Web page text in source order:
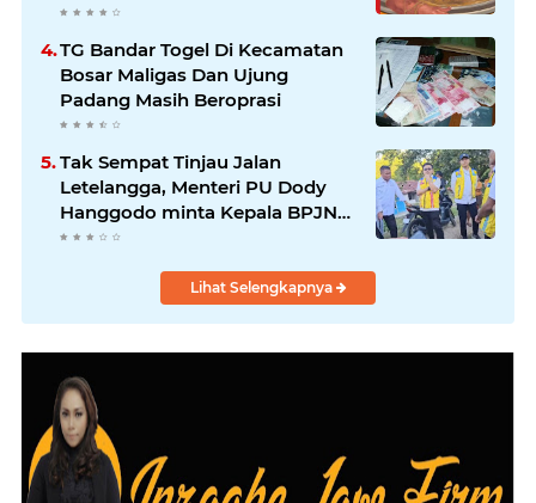
TG Bandar Togel Di Kecamatan
Bosar Maligas Dan Ujung
Padang Masih Beroprasi
Tak Sempat Tinjau Jalan
Letelangga, Menteri PU Dody
Hanggodo minta Kepala BPJN
Wilayah NTT Tinjau jalan
Lihat Selengkapnya